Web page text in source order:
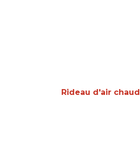
Rideau d'air chaud